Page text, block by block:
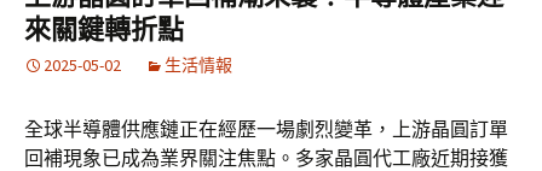
內
容
字:
來關鍵轉折點
2025-05-02 生活情報
全球半導體供應鏈正在經歷一場劇烈變革，上游晶圓訂單
回補現象已成為業界關注焦點。多家晶圓代工廠近期接獲